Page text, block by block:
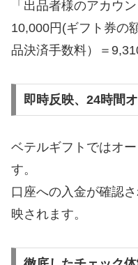
「出品者様のアカウ
10,000円(ギフト券の
品決済手数料）＝
即時反映、24時間
ベテルギフトではオ
す。
口座への入金が確認
映されます。